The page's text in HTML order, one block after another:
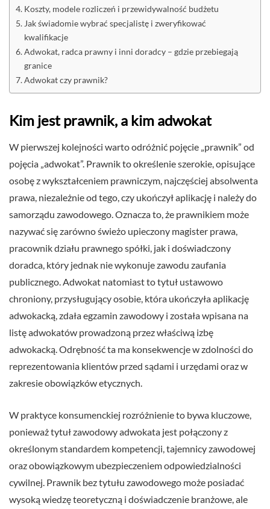
Koszty, modele rozliczeń i przewidywalność budżetu
Jak świadomie wybrać specjalistę i zweryfikować
kwalifikacje
Adwokat, radca prawny i inni doradcy – gdzie przebiegają
granice
Adwokat czy prawnik?
Kim jest prawnik, a kim adwokat
W pierwszej kolejności warto odróżnić pojęcie „prawnik” od
pojęcia „adwokat”. Prawnik to określenie szerokie, opisujące
osobę z wykształceniem prawniczym, najczęściej absolwenta
prawa, niezależnie od tego, czy ukończył aplikację i należy do
samorządu zawodowego. Oznacza to, że prawnikiem może
nazywać się zarówno świeżo upieczony magister prawa,
pracownik działu prawnego spółki, jak i doświadczony
doradca, który jednak nie wykonuje zawodu zaufania
publicznego. Adwokat natomiast to tytuł ustawowo
chroniony, przysługujący osobie, która ukończyła aplikację
adwokacką, zdała egzamin zawodowy i została wpisana na
listę adwokatów prowadzoną przez właściwą izbę
adwokacką. Odrębność ta ma konsekwencje w zdolności do
reprezentowania klientów przed sądami i urzędami oraz w
zakresie obowiązków etycznych.
W praktyce konsumenckiej rozróżnienie to bywa kluczowe,
ponieważ tytuł zawodowy adwokata jest połączony z
określonym standardem kompetencji, tajemnicy zawodowej
oraz obowiązkowym ubezpieczeniem odpowiedzialności
cywilnej. Prawnik bez tytułu zawodowego może posiadać
wysoką wiedzę teoretyczną i doświadczenie branżowe, ale